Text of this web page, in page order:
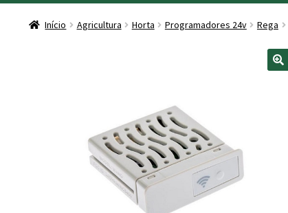
Início Agricultura Horta Programadores 24v Rega